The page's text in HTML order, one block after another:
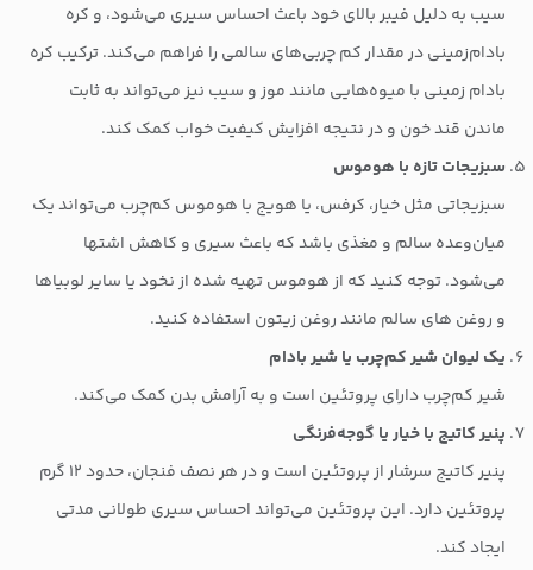
سیب به دلیل فیبر بالای خود باعث احساس سیری می‌شود، و کره
بادام‌زمینی در مقدار کم چربی‌های سالمی را فراهم می‌کند. ترکیب کره
بادام زمینی با میوه‌هایی مانند موز و سیب نیز می‌تواند به ثابت
ماندن قند خون و در نتیجه افزایش کیفیت خواب کمک کند.
سبزیجات تازه با هوموس
سبزیجاتی مثل خیار، کرفس، یا هویج با هوموس کم‌چرب می‌تواند یک
میان‌وعده سالم و مغذی باشد که باعث سیری و کاهش اشتها
می‌شود. توجه کنید که از هوموس تهیه شده از نخود یا سایر لوبیاها
و روغن های سالم مانند روغن زیتون استفاده کنید.
یک لیوان شیر کم‌چرب یا شیر بادام
شیر کم‌چرب دارای پروتئین است و به آرامش بدن کمک می‌کند.
پنیر کاتیج با خیار یا گوجه‌فرنگی
پنیر کاتیج سرشار از پروتئین است و در هر نصف فنجان، حدود ۱۲ گرم
پروتئین دارد. این پروتئین می‌تواند احساس سیری طولانی مدتی
ایجاد کند.